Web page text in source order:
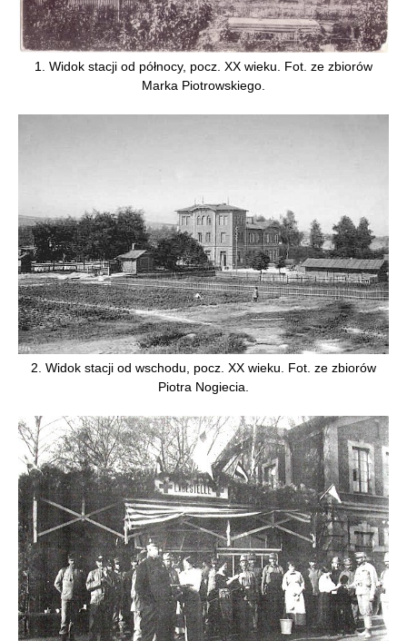
1. Widok stacji od północy, pocz. XX wieku. Fot. ze zbiorów
Marka Piotrowskiego.
2. Widok stacji od wschodu, pocz. XX wieku. Fot. ze zbiorów
Piotra Nogiecia.